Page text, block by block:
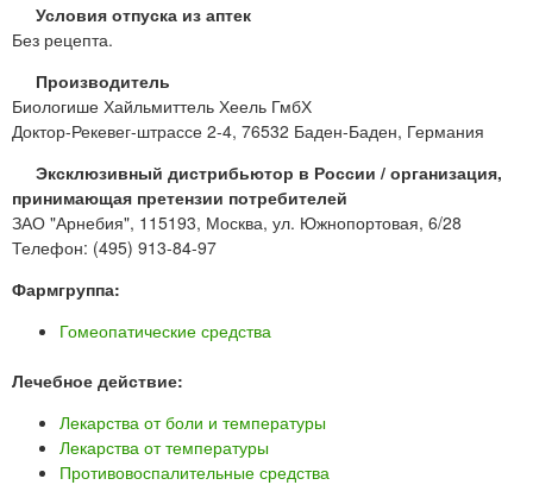
Условия отпуска из аптек
Без рецепта.
Производитель
Биологише Хайльмиттель Хеель ГмбХ
Доктор-Рекевег-штрассе 2-4, 76532 Баден-Баден, Германия
Эксклюзивный дистрибьютор в России / организация,
принимающая претензии потребителей
ЗАО "Арнебия", 115193, Москва, ул. Южнопортовая, 6/28
Телефон: (495) 913-84-97
Фармгруппа:
Гомеопатические средства
Лечебное действие:
Лекарства от боли и температуры
Лекарства от температуры
Противовоспалительные средства